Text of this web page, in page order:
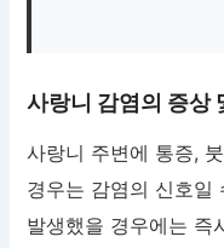
사랑니 감염의 증상
사랑니 주변에 통증,
경우는 감염의 신호일
발생했을 경우에는 즉